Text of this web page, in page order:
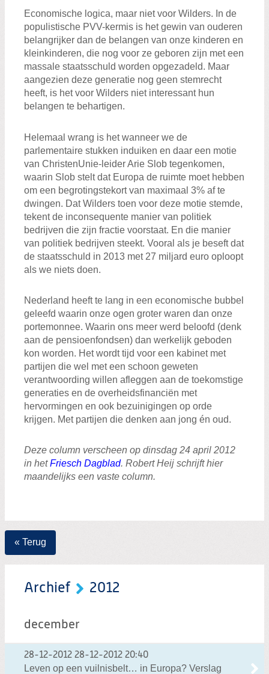
Economische logica, maar niet voor Wilders. In de
populistische PVV-kermis is het gewin van ouderen
belangrijker dan de belangen van onze kinderen en
kleinkinderen, die nog voor ze geboren zijn met een
massale staatsschuld worden opgezadeld. Maar
aangezien deze generatie nog geen stemrecht
heeft, is het voor Wilders niet interessant hun
belangen te behartigen.
Helemaal wrang is het wanneer we de
parlementaire stukken induiken en daar een motie
van ChristenUnie-leider Arie Slob tegenkomen,
waarin Slob stelt dat Europa de ruimte moet hebben
om een begrotingstekort van maximaal 3% af te
dwingen. Dat Wilders toen voor deze motie stemde,
tekent de inconsequente manier van politiek
bedrijven die zijn fractie voorstaat. En die manier
van politiek bedrijven steekt. Vooral als je beseft dat
de staatsschuld in 2013 met 27 miljard euro oploopt
als we niets doen.
Nederland heeft te lang in een economische bubbel
geleefd waarin onze ogen groter waren dan onze
portemonnee. Waarin ons meer werd beloofd (denk
aan de pensioenfondsen) dan werkelijk geboden
kon worden. Het wordt tijd voor een kabinet met
partijen die wel met een schoon geweten
verantwoording willen afleggen aan de toekomstige
generaties en de overheidsfinanciën met
hervormingen en ook bezuinigingen op orde
krijgen. Met partijen die denken aan jong én oud.
Deze column verscheen op dinsdag 24 april 2012
in hetFriesch Dagblad. Robert Heij schrijft hier
maandelijks een vaste column.
« Terug
Archief 2012
december
28-12-2012 28-12-2012 20:40
Leven op een vuilnisbelt… in Europa? Verslag